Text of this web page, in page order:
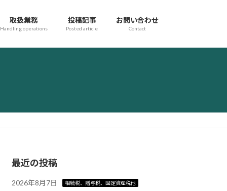
取扱業務
Handling operations
投稿記事
Posted article
お問い合わせ
Contact
最近の投稿
2026年8月7日 相続税、贈与税、固定資産税他